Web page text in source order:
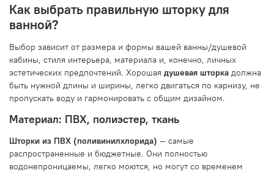
Как выбрать правильную шторку для
ванной?
Выбор зависит от размера и формы вашей ванны/душевой
кабины, стиля интерьера, материала и, конечно, личных
эстетических предпочтений. Хорошая душевая шторка должна
быть нужной длины и ширины, легко двигаться по карнизу, не
пропускать воду и гармонировать с общим дизайном.
Материал: ПВХ, полиэстер, ткань
Шторки из ПВХ (поливинилхлорида) — самые
распространенные и бюджетные. Они полностью
водонепроницаемы, легко моются, но могут со временем